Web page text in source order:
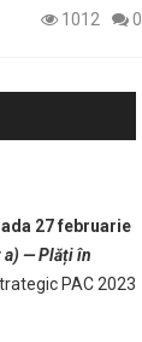
1012 0
27 februarie
a) — Plăți în
PAC 2023